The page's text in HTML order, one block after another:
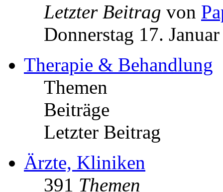
Letzter Beitrag von
Donnerstag 17.
Therapie & Behandlung
Themen
Beiträge
Letzter Beitrag
Ärzte, Kliniken
391 Themen